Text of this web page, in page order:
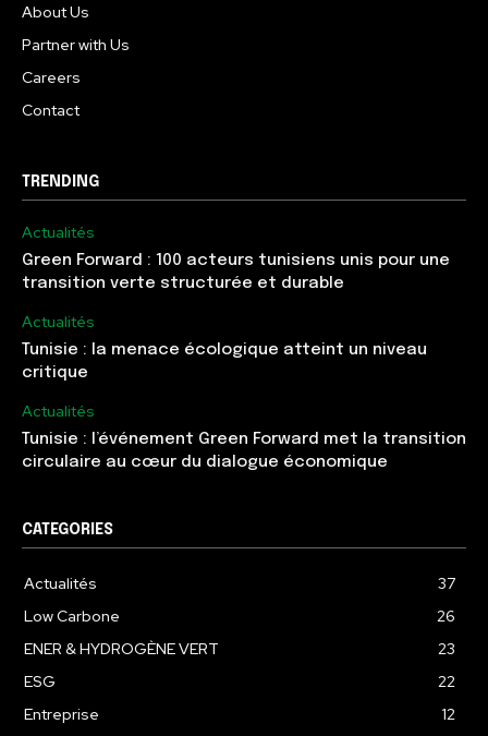
About Us
Partner with Us
Careers
Contact
TRENDING
Actualités
Green Forward : 100 acteurs tunisiens unis pour une
transition verte structurée et durable
Actualités
Tunisie : la menace écologique atteint un niveau
critique
Actualités
Tunisie : l’événement Green Forward met la transition
circulaire au cœur du dialogue économique
CATEGORIES
Actualités
37
Low Carbone
26
ENER & HYDROGÈNE VERT
23
ESG
22
Entreprise
12